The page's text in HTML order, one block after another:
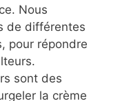
Nous
de différentes
pour répondre
sont des
la crème